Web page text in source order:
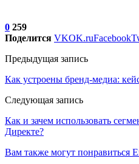
0 259
Поделится VKOK.ruFacebook
Предыдущая запись
Как устроены бренд-медиа:
Следующая запись
Как и зачем использовать
Директе?
Вам также могут понравиться